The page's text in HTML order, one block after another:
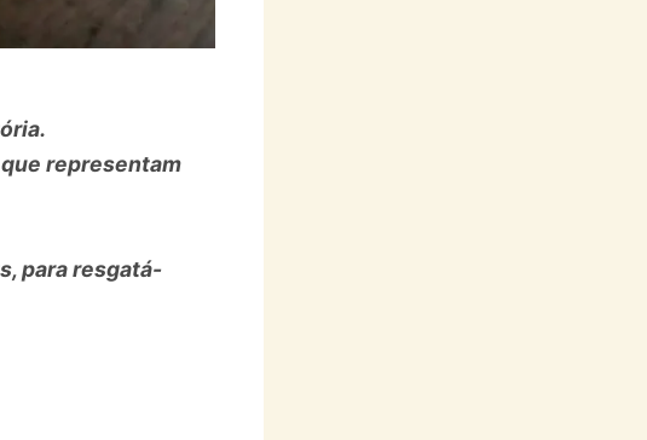
representam
para resgatá-